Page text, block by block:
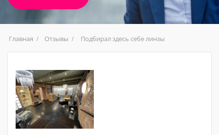
Главная Отзывы Подбирал здесь себе линзы